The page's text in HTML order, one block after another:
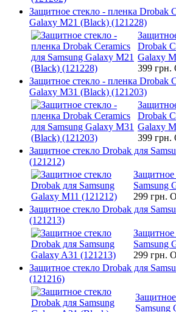
Защитное стекло - пленка Drobak
Galaxy M21 (Black) (121228)
Drobak
Galaxy
399 грн.
Защитное стекло - пленка Drobak
Galaxy M31 (Black) (121203)
Drobak
Galaxy
399 грн.
Защитное стекло Drobak для
(121212)
Защитное
Samsung
299 грн.
Защитное стекло Drobak для
(121213)
Защитное
Samsung
299 грн.
Защитное стекло Drobak для
(121216)
Samsung